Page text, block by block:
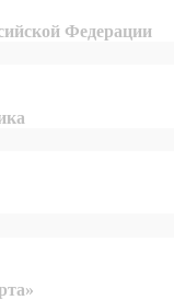
Федерации